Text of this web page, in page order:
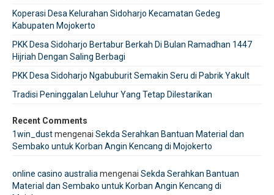
Koperasi Desa Kelurahan Sidoharjo Kecamatan Gedeg
Kabupaten Mojokerto
PKK Desa Sidoharjo Bertabur Berkah Di Bulan Ramadhan 1447
Hijriah Dengan Saling Berbagi
PKK Desa Sidoharjo Ngabuburit Semakin Seru di Pabrik Yakult
Tradisi Peninggalan Leluhur Yang Tetap Dilestarikan
Recent Comments
1win_dustmengenai Sekda Serahkan Bantuan Material dan
Sembako untuk Korban Angin Kencang di Mojokerto
online casino australia mengenai Sekda Serahkan Bantuan
Material dan Sembako untuk Korban Angin Kencang di